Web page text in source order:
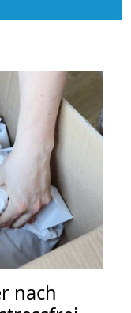
nach